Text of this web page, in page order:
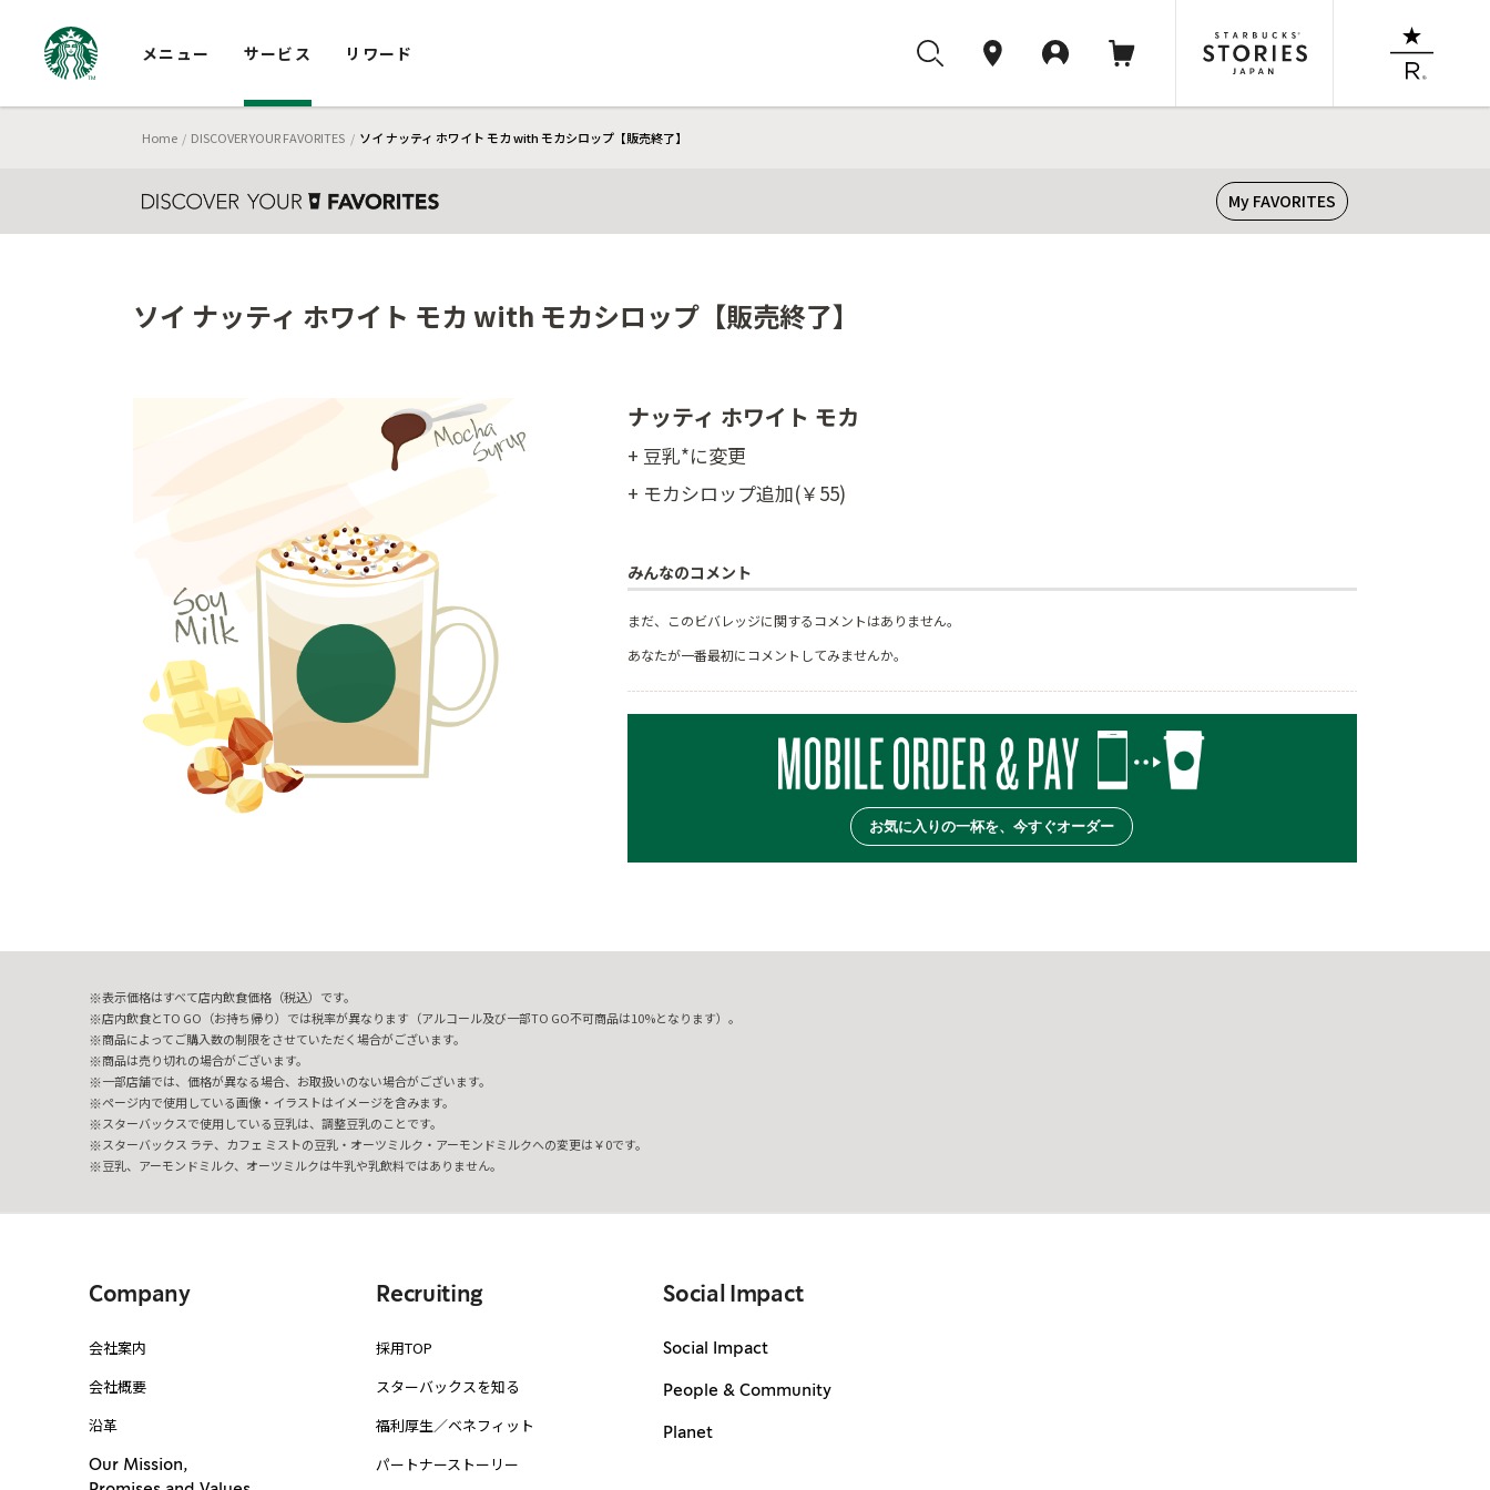
メニュー サービス リワード
Home DISCOVER YOUR FAVORITES ソイ ナッティ ホワイト モカ with モカシロップ【販売終了】
My FAVORITES
ソイ ナッティ ホワイト モカ with モカシロップ【販売終了】
ナッティ ホワイト モカ
+ 豆乳*に変更
+ モカシロップ追加(￥55)
みんなのコメント
まだ、このビバレッジに関するコメントはありません。
あなたが一番最初にコメントしてみませんか。
お気に入りの一杯を、今すぐオーダー
表示価格はすべて店内飲食価格（税込）です。
店内飲食とTO GO（お持ち帰り）では税率が異なります（アルコール及び一部TO GO不可商品は10%となります）。
商品によってご購入数の制限をさせていただく場合がございます。
商品は売り切れの場合がございます。
一部店舗では、価格が異なる場合、お取扱いのない場合がございます。
ページ内で使用している画像・イラストはイメージを含みます。
スターバックスで使用している豆乳は、調整豆乳のことです。
スターバックス ラテ、カフェ ミストの豆乳・オーツミルク・アーモンドミルクへの変更は￥0です。
豆乳、アーモンドミルク、オーツミルクは牛乳や乳飲料ではありません。
Company
会社案内
会社概要
沿革
Our Mission,
Recruiting
採用TOP
スターバックスを知る
福利厚生／ベネフィット
パートナーストーリー
Social Impact
Social Impact
People & Community
Planet